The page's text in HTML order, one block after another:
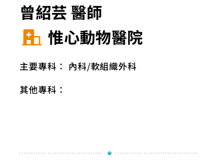
曾紹芸 醫師
惟心動物醫院
主要專科： 內科 軟組織外科
其他專科：